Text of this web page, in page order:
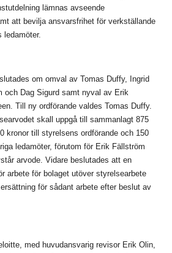
lämnas avseende
att bevilja ansvarsfrihet för verkställande
ledamöter.
om omval av Tomas Duffy, Ingrid
och Dag Sigurd samt nyval av Erik
Till ny ordförande valdes Tomas Duffy.
skall uppgå till sammanlagt 875
kronor till styrelsens ordförande och 150
ledamöter, förutom för Erik Fällström
arvode. Vidare beslutades att en
arbete för bolaget utöver styrelsearbete
för sådant arbete efter beslut av
med huvudansvarig revisor Erik Olin,